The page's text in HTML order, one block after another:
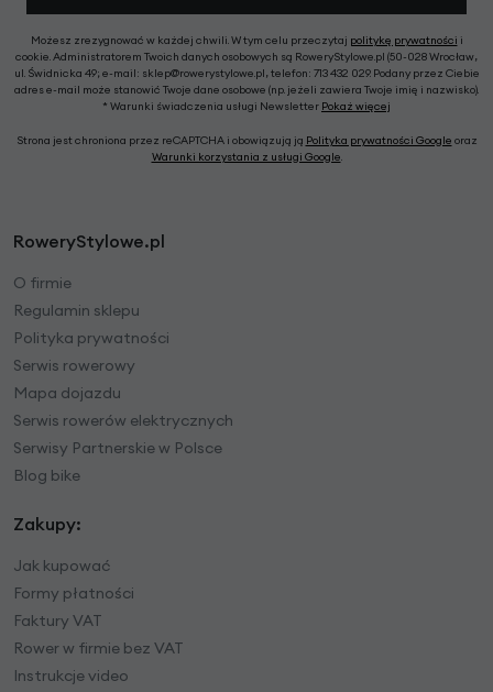
Możesz zrezygnować w każdej chwili. W tym celu przeczytaj politykę prywatności i
cookie. Administratorem Twoich danych osobowych są RoweryStylowe.pl (50-028 Wrocław,
ul. Świdnicka 49; e-mail: sklep@rowerystylowe.pl, telefon: 713 432 029. Podany przez Ciebie
adres e-mail może stanowić Twoje dane osobowe (np. jeżeli zawiera Twoje imię i nazwisko).
* Warunki świadczenia usługi Newsletter Pokaż więcej
Strona jest chroniona przez reCAPTCHA i obowiązują ją Polityka prywatności Google oraz
Warunki korzystania z usługi Google.
RoweryStylowe.pl
O firmie
Regulamin sklepu
Polityka prywatności
Serwis rowerowy
Mapa dojazdu
Serwis rowerów elektrycznych
Serwisy Partnerskie w Polsce
Blog bike
Zakupy:
Jak kupować
Formy płatności
Faktury VAT
Rower w firmie bez VAT
Instrukcje video